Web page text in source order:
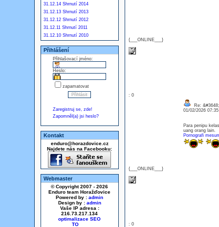
31.12.14 Shrnutí 2014
31.12.13 Shrnutí 2013
31.12.12 Shrnutí 2012
31.12.11 Shrnutí 2011
31.12.10 Shrnutí 2010
Přihlášení
Přihlašovací jméno:
Heslo:
zapamatovat
Zaregistruj se, zde!
Zapomněl(a) jsi heslo?
Kontakt
enduro@horazdovice.cz
Najdete nás na Facebooku:
Webmaster
© Copyright 2007 - 2026
Enduro team Horažďovice
Powered by : admin
Design by : admin
Vaše IP adresa :
216.73.217.134
optimalizace SEO
{___ONLINE___}
: 0
{___ONLINE___}
Re:
01/02/2026
Para penipu
uang orang lain.
Pornografi
: 0